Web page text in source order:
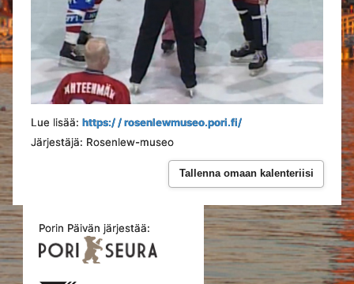
Lue lisää: https:/ / rosenlewmuseo.pori.fi/
Järjestäjä: Rosenlew-museo
Tallenna omaan kalenteriisi
Porin Päivän järjestää: